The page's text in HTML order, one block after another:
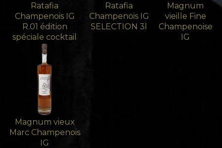
Ratafia
Champenois IG
R.01 édition
spéciale cocktail
Ratafia
Champenois IG
SELECTION 3l
Magnum
vieille Fine
Champenoise
IG
Magnum vieux
Marc Champenois
IG